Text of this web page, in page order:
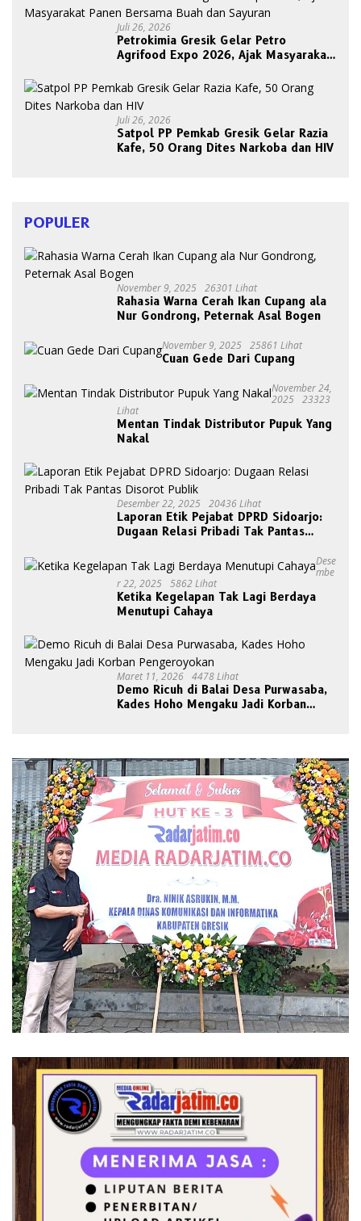
Juli 26, 2026
Petrokimia Gresik Gelar Petro
Agrifood Expo 2026, Ajak Masyarakat
Juli 26, 2026
Satpol PP Pemkab Gresik Gelar Razia
Kafe, 50 Orang Dites Narkoba dan HIV
POPULER
November 9, 2025 26301 Lihat
Rahasia Warna Cerah Ikan Cupang ala
Nur Gondrong, Peternak Asal Bogen
November 9, 2025 25861 Lihat
Cuan Gede Dari Cupang
November 24,
2025 23323
Lihat
Mentan Tindak Distributor Pupuk Yang
Nakal
Desember 22, 2025 20436 Lihat
Laporan Etik Pejabat DPRD Sidoarjo:
Dugaan Relasi Pribadi Tak Pantas
Dese
Mbe
R 22, 2025 5862 Lihat
Ketika Kegelapan Tak Lagi Berdaya
Menutupi Cahaya
Maret 11, 2026 4478 Lihat
Demo Ricuh di Balai Desa Purwasaba,
Kades Hoho Mengaku Jadi Korban